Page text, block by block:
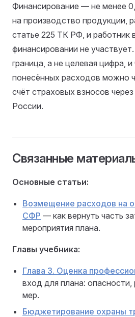
Финансирование — не менее
на производство продукции,
статье 225 ТК РФ, и работник
финансировании не
граница, а не целевая цифра,
понесённых расходов можно
счёт страховых взносов
России.
Связанные
Основные статьи:
Возмещение расходов на
СФР — как вернуть часть
мероприятия плана.
Главы учебника:
Глава 3. Оценка
вход для плана: опасности,
мер.
Бюджетирование охраны